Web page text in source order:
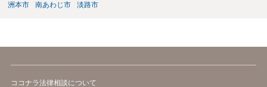
洲本市
南あわじ市 淡路市
ココナラ法律相談について